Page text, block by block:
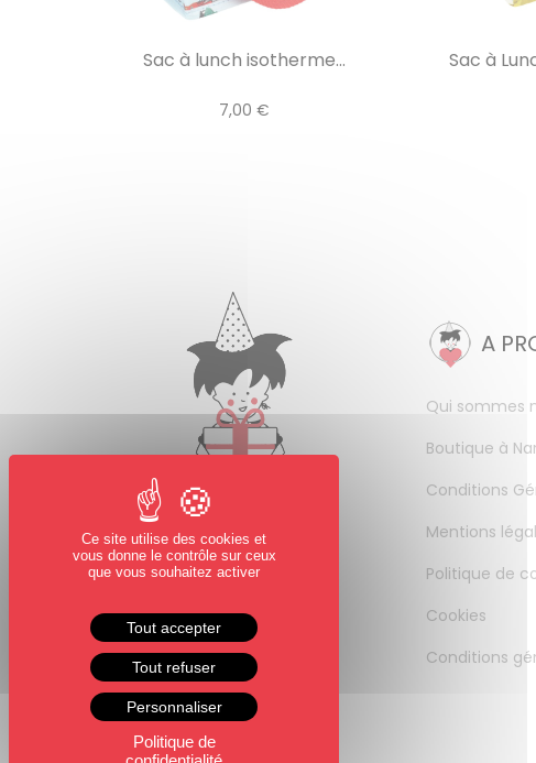
Sac à lunch isotherme...
7,00 €
Sac à
A
Qui sommes
Boutique à
Conditions
Mentions
Politique de
Cookies
Conditions
Ce site utilise des cookies et
vous donne le contrôle sur ceux
que vous souhaitez activer
Tout accepter
Tout refuser
Personnaliser
Politique de